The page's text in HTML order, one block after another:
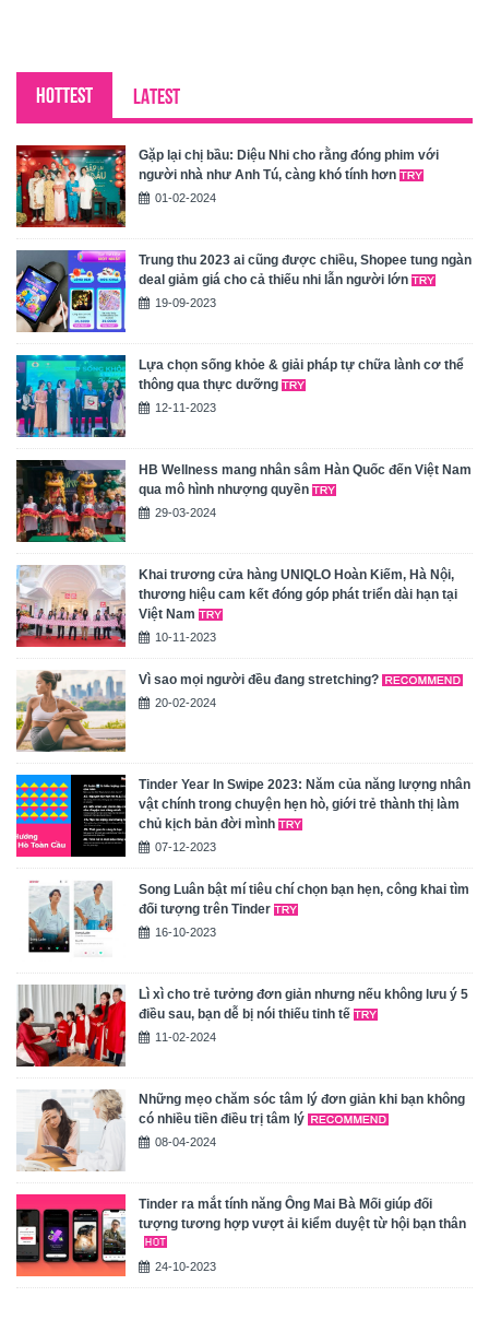
HOTTEST LATEST
Gặp lại chị bầu: Diệu Nhi cho rằng đóng phim với
người nhà như Anh Tú, càng khó tính hơn
01-02-2024
Trung thu 2023 ai cũng được chiều, Shopee tung ngàn
deal giảm giá cho cả thiếu nhi lẫn người lớn
19-09-2023
Lựa chọn sống khỏe & giải pháp tự chữa lành cơ thể
thông qua thực dưỡng
12-11-2023
HB Wellness mang nhân sâm Hàn Quốc đến Việt Nam
qua mô hình nhượng quyền
29-03-2024
Khai trương cửa hàng UNIQLO Hoàn Kiếm, Hà Nội,
thương hiệu cam kết đóng góp phát triển dài hạn tại
Việt Nam
10-11-2023
Vì sao mọi người đều đang stretching?
20-02-2024
Tinder Year In Swipe 2023: Năm của năng lượng nhân
vật chính trong chuyện hẹn hò, giới trẻ thành thị làm
chủ kịch bản đời mình
07-12-2023
Song Luân bật mí tiêu chí chọn bạn hẹn, công khai tìm
đối tượng trên Tinder
16-10-2023
Lì xì cho trẻ tưởng đơn giản nhưng nếu không lưu ý 5
điều sau, bạn dễ bị nói thiếu tinh tế
11-02-2024
Những mẹo chăm sóc tâm lý đơn giản khi bạn không
có nhiều tiền điều trị tâm lý
08-04-2024
Tinder ra mắt tính năng Ông Mai Bà Mối giúp đối
tượng tương hợp vượt ải kiểm duyệt từ hội bạn thân
24-10-2023